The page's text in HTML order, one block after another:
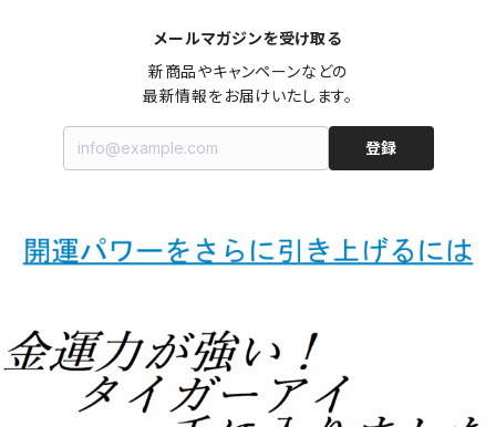
メールマガジンを受け取る
新商品やキャンペーンなどの
最新情報をお届けいたします。
登録